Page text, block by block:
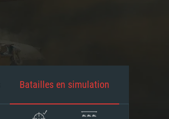
Batailles en simulation